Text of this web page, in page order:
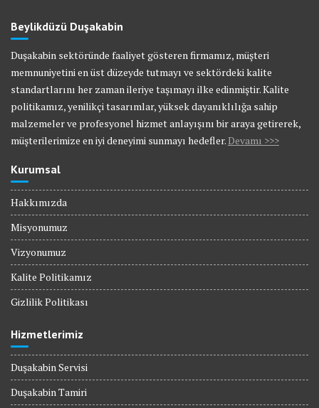
Beylikdüzü Duşakabin
Duşakabin sektöründe faaliyet gösteren firmamız, müşteri
memnuniyetini en üst düzeyde tutmayı ve sektördeki kalite
standartlarını her zaman ileriye taşımayı ilke edinmiştir. Kalite
politikamız, yenilikçi tasarımlar, yüksek dayanıklılığa sahip
malzemeler ve profesyonel hizmet anlayışını bir araya getirerek,
müşterilerimize en iyi deneyimi sunmayı hedefler. Devamı >>>
Kurumsal
Hakkımızda
Misyonumuz
Vizyonumuz
Kalite Politikamız
Gizlilik Politikası
Hizmetlerimiz
Duşakabin Servisi
Duşakabin Tamiri